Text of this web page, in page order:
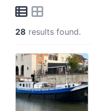
28 results found.